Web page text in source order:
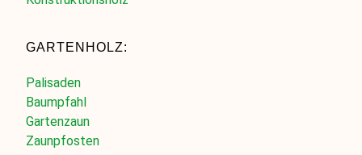
GARTENHOLZ:
Palisaden
Baumpfahl
Gartenzaun
Zaunpfosten